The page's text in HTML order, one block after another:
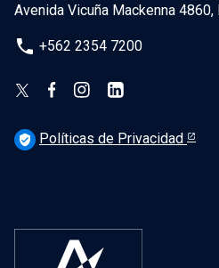
Avenida Vicuña Mackenna
phone +562 2354 7200
verified_user Políticas de Privacidad